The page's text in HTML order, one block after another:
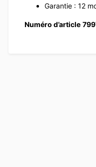
Garantie : 12
Numéro d’article